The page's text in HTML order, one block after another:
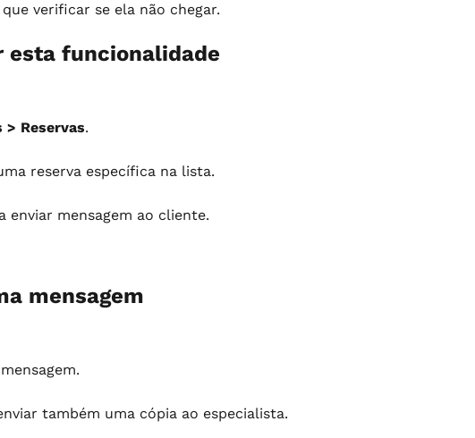
verificar se ela não chegar.
esta funcionalidade
> Reservas.
reserva específica na lista.
enviar mensagem ao cliente.
mensagem
também uma cópia ao especialista.